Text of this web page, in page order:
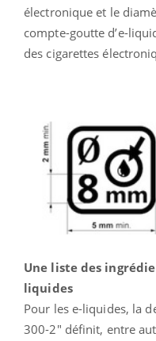
électronique et le
compte-goutte d’e-
des cigarettes
Une liste des
liquides
Pour les e-liquides, la
300-2" définit, entre